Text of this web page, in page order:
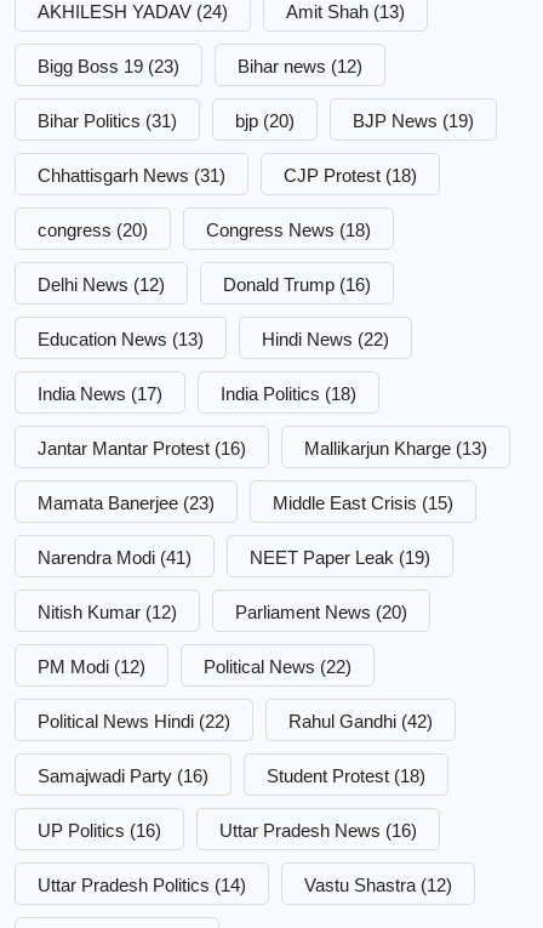
AKHILESH YADAV (24) Amit Shah (13)
Bigg Boss 19 (23) Bihar news (12)
Bihar Politics (31) bjp (20) BJP News (19)
Chhattisgarh News (31) CJP Protest (18)
congress (20) Congress News (18)
Delhi News (12) Donald Trump (16)
Education News (13) Hindi News (22)
India News (17) India Politics (18)
Jantar Mantar Protest (16) Mallikarjun Kharge (13)
Mamata Banerjee (23) Middle East Crisis (15)
Narendra Modi (41) NEET Paper Leak (19)
Nitish Kumar (12) Parliament News (20)
PM Modi (12) Political News (22)
Political News Hindi (22) Rahul Gandhi (42)
Samajwadi Party (16) Student Protest (18)
UP Politics (16) Uttar Pradesh News (16)
Uttar Pradesh Politics (14) Vastu Shastra (12)